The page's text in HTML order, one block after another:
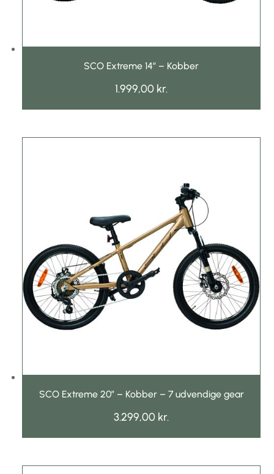
SCO Extreme 14″ – Kobber
1.999,00 kr.
SCO Extreme 20″ – Kobber – 7 udvendige gear
3.299,00 kr.